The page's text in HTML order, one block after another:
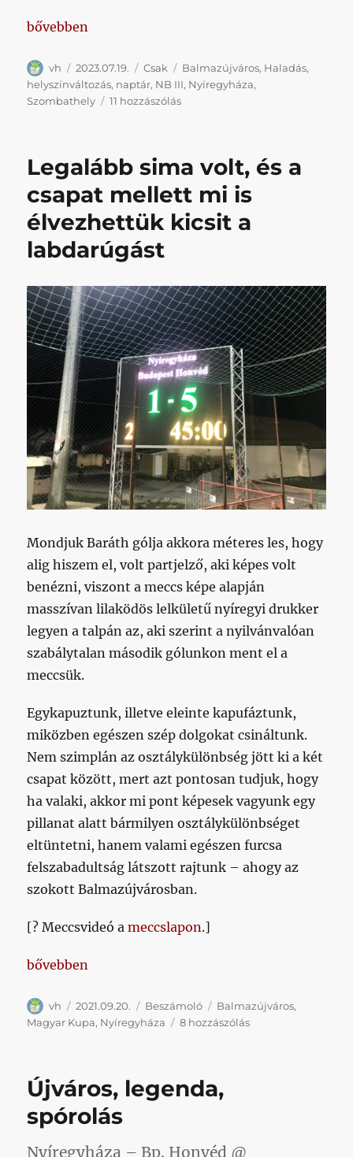
„Helyszínváltozások, frissített naptár”
bővebben
Szerző
vh Közzétéve
2023.07.19. Kategória
Csak Címke
Balmazújváros, Haladás,
helyszínváltozás, naptár, NB III, Nyíregyháza,
Szombathely
11 hozzászólásHelyszínváltozások,
bejegyzéshez
Legalább sima volt, és a
csapat mellett mi is
élvezhettük kicsit a
labdarúgást
Mondjuk Baráth gólja akkora méteres les, hogy
alig hiszem el, volt partjelző, aki képes volt
benézni, viszont a meccs képe alapján
masszívan lilaködös lelkületű nyíregyi drukker
legyen a talpán az, aki szerint a nyilvánvalóan
szabálytalan második gólunkon ment el a
meccsük.
Egykapuztunk, illetve eleinte kapufáztunk,
miközben egészen szép dolgokat csináltunk.
Nem szimplán az osztálykülönbség jött ki a két
csapat között, mert azt pontosan tudjuk, hogy
ha valaki, akkor mi pont képesek vagyunk egy
pillanat alatt bármilyen osztálykülönbséget
eltüntetni, hanem valami egészen furcsa
felszabadultság látszott rajtunk – ahogy az
szokott Balmazújvárosban.
[? Meccsvideó ameccslapon.]
„Legalább sima volt, és a csapat mellett mi is
bővebben
Szerző
vh Közzétéve
2021.09.20. Kategória
Beszámoló Címke
Balmazújváros,
Magyar Kupa, Nyíregyháza 8 hozzászólásLegalább
Újváros, legenda,
spórolás
Nyíregyháza – Bp. Honvéd @